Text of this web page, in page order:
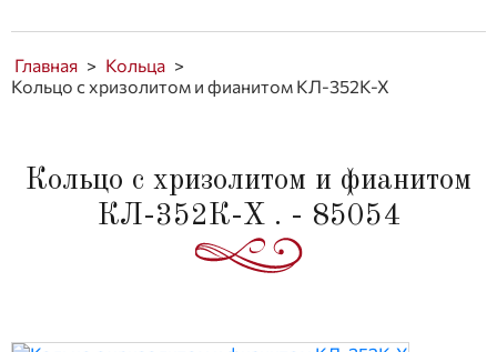
Главная > Кольца >
Кольцо с хризолитом и фианитом КЛ-352К-Х
Кольцо с хризолитом и фианитом
КЛ-352К-Х . - 85054